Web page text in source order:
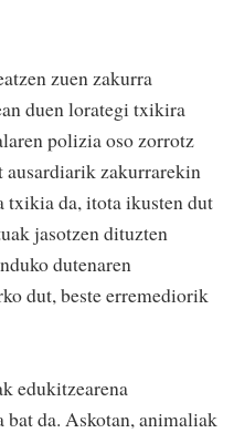
zuen zakurra
duen lorategi txikira
polizia oso zorrotz
zakurrarekin
txikia da, itota ikusten dut
jasotzen dituzten
dutenaren
dut, beste erremediorik
edukitzearena
da. Askotan, animaliak